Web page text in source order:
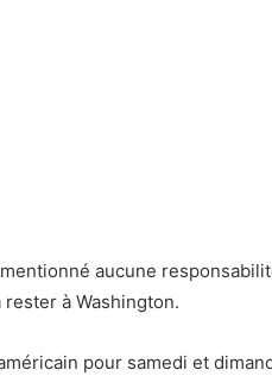
aucune
rester à Washington.
pour samedi et